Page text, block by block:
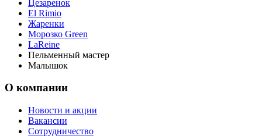
Цезаренок
El Rimio
Жаренки
Морозко Green
LaReine
Пельменный мастер
Малышок
О компании
Новости и акции
Вакансии
Сотрудничество